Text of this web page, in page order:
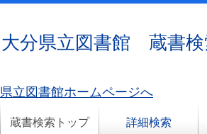
大分県立図書館 蔵書検
県立図書館ホームページへ
蔵書検索トップ 詳細検索